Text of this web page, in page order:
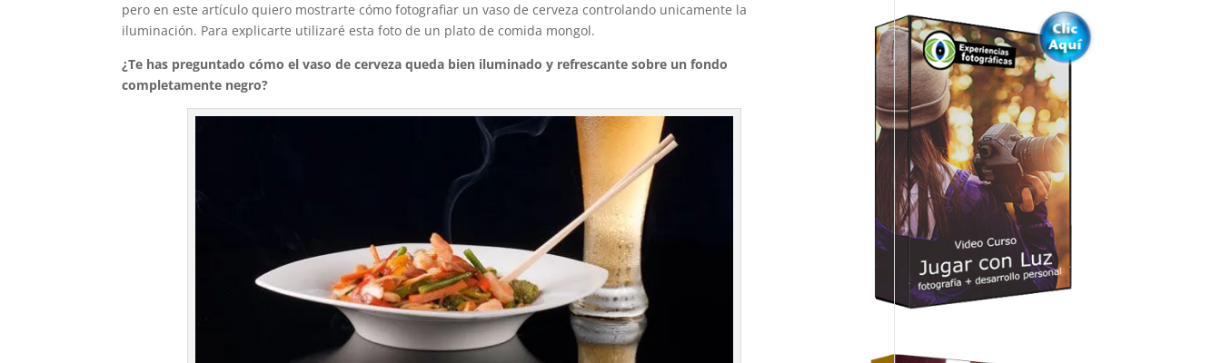
pero en este artículo quiero mostrarte cómo fotografiar un vaso de cerveza controlando unicamente la
iluminación. Para explicarte utilizaré esta foto de un plato de comida mongol.
¿Te has preguntado cómo el vaso de cerveza queda bien iluminado y refrescante sobre un fondo
completamente negro?